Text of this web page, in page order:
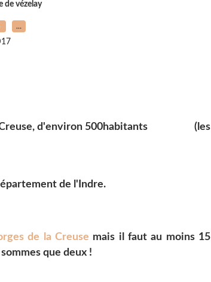
de vézelay
…
la Creuse, d'environ 500habitants (les
de l'Indre.
de la Creuse mais il faut au moins 15
que deux !